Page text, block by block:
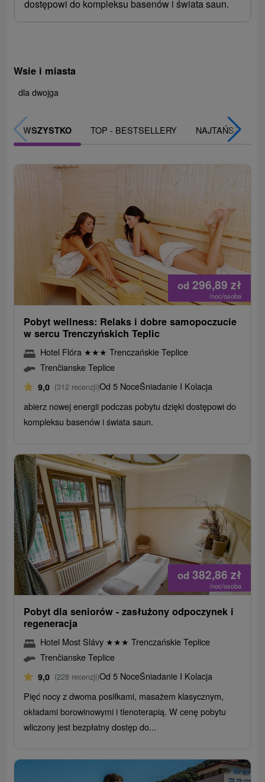
dostępowi do kompleksu basenów i świata saun.
Wsie i miasta
dla dwojga
WSZYSTKO TOP - BESTSELLERY NAJTAŃSZE
od 296,89 zł
/noc/osoba
Pobyt wellness: Relaks i dobre samopoczucie
w sercu Trenczyńskich Teplic
Hotel Flóra ★★★ Trenczańskie Teplice
Trenčianske Teplice
9,0 (312 recenzji)Od 5 NoceŚniadanie I Kolacja
abierz nowej energii podczas pobytu dzięki dostępowi do
kompleksu basenów i świata saun.
od 382,86 zł
/noc/osoba
Pobyt dla seniorów - zasłużony odpoczynek i
regeneracja
Hotel Most Slávy ★★★ Trenczańskie Teplice
Trenčianske Teplice
9,0 (228 recenzji)Od 5 NoceŚniadanie I Kolacja
Pięć nocy z dwoma posiłkami, masażem klasycznym,
okładami borowinowymi i tlenoterapią. W cenę pobytu
wliczony jest bezpłatny dostęp do...